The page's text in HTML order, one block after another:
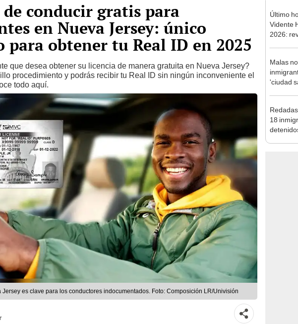
conducir gratis para
en Nueva Jersey: único
para obtener tu Real ID en 2025
que desea obtener su licencia de manera gratuita en Nueva Jersey?
procedimiento y podrás recibir tu Real ID sin ningún inconveniente el
todo aquí.
Jersey es clave para los conductores indocumentados. Foto: Composición LR/Univisión
Último
Vidente
2026:
Malas
'ciudad
18